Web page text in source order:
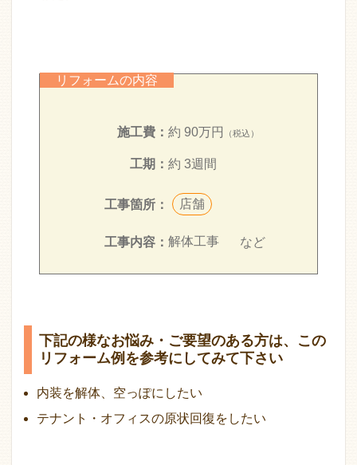
リフォームの内容
施工費： 約 90万円 （税込）
工期： 約 3週間
工事箇所： 店舗
工事内容： 解体工事 など
下記の様なお悩み・ご要望のある方は、この
リフォーム例を参考にしてみて下さい
内装を解体、空っぽにしたい
テナント・オフィスの原状回復をしたい